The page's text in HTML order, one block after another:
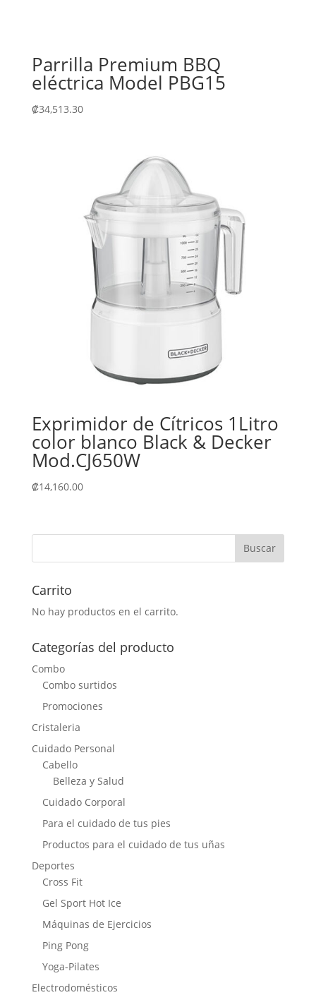
Parrilla Premium BBQ
eléctrica Model PBG15
₡34,513.30
Exprimidor de Cítricos 1Litro
color blanco Black & Decker
Mod.CJ650W
₡14,160.00
Carrito
No hay productos en el carrito.
Categorías del producto
Combo
Combo surtidos
Promociones
Cristaleria
Cuidado Personal
Cabello
Belleza y Salud
Cuidado Corporal
Para el cuidado de tus pies
Productos para el cuidado de tus uñas
Deportes
Cross Fit
Gel Sport Hot Ice
Máquinas de Ejercicios
Ping Pong
Yoga-Pilates
Electrodomésticos